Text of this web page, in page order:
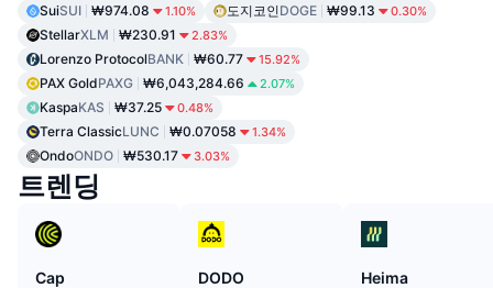
SuiSUI ₩974.08 1.10% 도지코인DOGE ₩99.13 0.30%
StellarXLM ₩230.91 2.83%
Lorenzo ProtocolBANK ₩60.77 15.92%
PAX GoldPAXG ₩6,043,284.66 2.07%
KaspaKAS ₩37.25 0.48%
Terra ClassicLUNC ₩0.07058 1.34%
OndoONDO ₩530.17 3.03%
트렌딩
Cap
DODO
Heima